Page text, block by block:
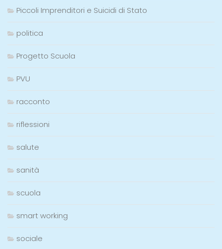
Piccoli Imprenditori e Suicidi di Stato
politica
Progetto Scuola
PVU
racconto
riflessioni
salute
sanità
scuola
smart working
sociale